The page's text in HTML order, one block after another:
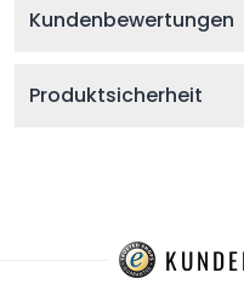
Kundenbewertungen
Produktsicherheit